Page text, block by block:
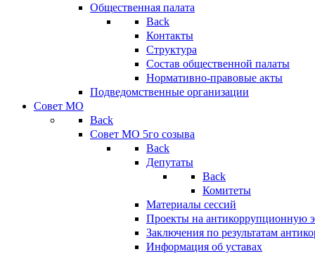
Общественная палата
Back
Контакты
Структура
Состав общественной палаты
Нормативно-правовые акты
Подведомственные организации
Совет МО
Back
Совет МО 5го созыва
Back
Депутаты
Back
Комитеты
Материалы сессий
Проекты на антикоррупционную
Заключения по результатам
Информация об уставах